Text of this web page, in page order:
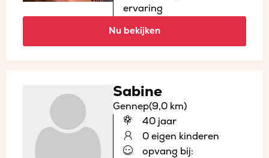
ervaring
Nu bekijken
Sabine
Gennep(9,0 km)
40 jaar
0 eigen kinderen
opvang bij: